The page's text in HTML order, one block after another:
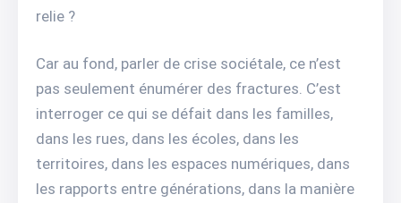
relie ?
Car au fond, parler de crise sociétale, ce n’est
pas seulement énumérer des fractures. C’est
interroger ce qui se défait dans les familles,
dans les rues, dans les écoles, dans les
territoires, dans les espaces numériques, dans
les rapports entre générations, dans la manière